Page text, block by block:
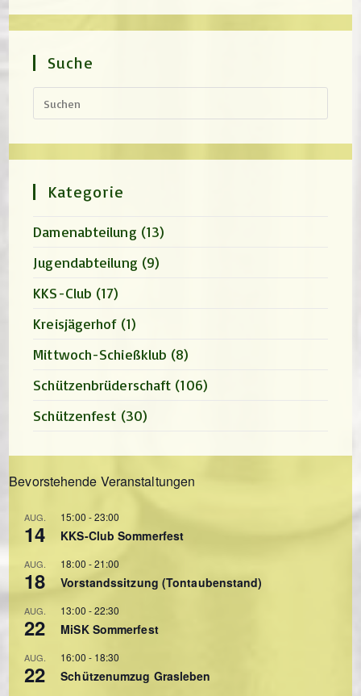
Suche
Kategorie
Damenabteilung (13)
Jugendabteilung (9)
KKS-Club (17)
Kreisjägerhof (1)
Mittwoch-Schießklub (8)
Schützenbrüderschaft (106)
Schützenfest (30)
Bevorstehende Veranstaltungen
AUG.
14
15:00 -23:00
KKS-Club Sommerfest
AUG.
18
18:00 -21:00
Vorstandssitzung (Tontaubenstand)
AUG.
22
13:00 -22:30
MiSK Sommerfest
AUG.
22
16:00 - 18:30
Schützenumzug Grasleben